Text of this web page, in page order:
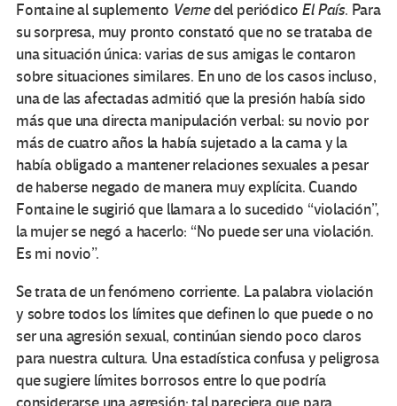
Fontaine al suplemento Vernedel periódico El País. Para
su sorpresa, muy pronto constató que no se trataba de
una situación única: varias de sus amigas le contaron
sobre situaciones similares. En uno de los casos incluso,
una de las afectadas admitió que la presión había sido
más que una directa manipulación verbal: su novio por
más de cuatro años la había sujetado a la cama y la
había obligado a mantener relaciones sexuales a pesar
de haberse negado de manera muy explícita. Cuando
Fontaine le sugirió que llamara a lo sucedido “violación”,
la mujer se negó a hacerlo: “No puede ser una violación.
Es mi novio”.
Se trata de un fenómeno corriente. La palabra violación
y sobre todos los límites que definen lo que puede o no
ser una agresión sexual, continúan siendo poco claros
para nuestra cultura. Una estadística confusa y peligrosa
que sugiere límites borrosos entre lo que podría